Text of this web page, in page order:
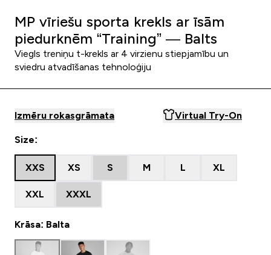
MP vīriešu sporta krekls ar īsām
piedurknēm “Training” — Balts
Viegls treniņu t-krekls ar 4 virzienu stiepjamību un
sviedru atvadīšanas tehnoloģiju
Izmēru rokasgrāmata Virtual Try-On
Size:
XXS XS S M L XL
XXL XXXL
Krāsa: Balta